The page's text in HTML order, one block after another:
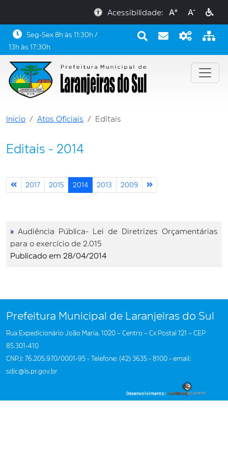
Acessibilidade: A+ A-
Seg-Sex 8h às 11:30h /
13h às 17:30h
Início Atos Oficiais Editais
Editais - 2014
2017 2015 2014 2013 2009
» Audiência Pública- Lei de Diretrizes Orçamentárias
para o exercício de 2.015
Publicado em 28/04/2014
Prefeitura Municipal de Laranjeiras do Sul
Rua Expedicionário João Maria, 1020 – Centro – Cx Postal 121 – CEP
85.301-410
CNPJ: 76.205.970/0001-95 - Telefone: (42) 3635 - 8100 - email:
sdic@ls.pr.gov.br